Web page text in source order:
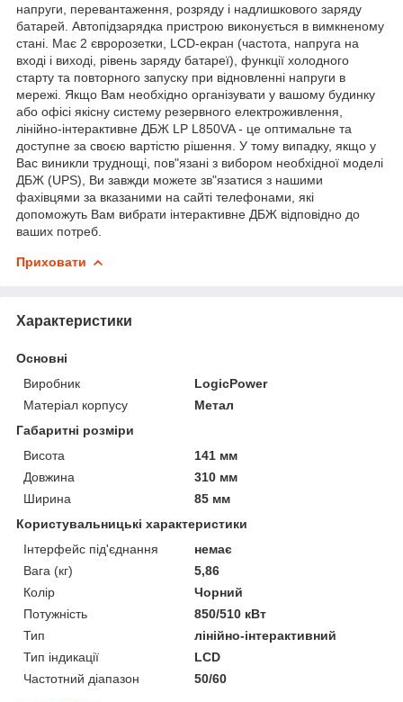
напруги, перевантаження, розряду і надлишкового заряду
батарей. Автопідзарядка пристрою виконується в вимкненому
стані. Має 2 євророзетки, LCD-екран (частота, напруга на
вході і виході, рівень заряду батареї), функції холодного
старту та повторного запуску при відновленні напруги в
мережі. Якщо Вам необхідно організувати у вашому будинку
або офісі якісну систему резервного електроживлення,
лінійно-інтерактивне ДБЖ LP L850VA - це оптимальне та
доступне за своєю вартістю рішення. У тому випадку, якщо у
Вас виникли труднощі, пов"язані з вибором необхідної моделі
ДБЖ (UPS), Ви завжди можете зв"язатися з нашими
фахівцями за вказаними на сайті телефонами, які
допоможуть Вам вибрати інтерактивне ДБЖ відповідно до
ваших потреб.
Приховати
Характеристики
Основні
Виробник
LogicPower
Матеріал корпусу
Метал
Габаритні розміри
Висота
141 мм
Довжина
310 мм
Ширина
85 мм
Користувальницькі характеристики
Інтерфейс під'єднання
немає
Вага (кг)
5,86
Колір
Чорний
Потужність
850/510 кВт
Тип
лінійно-інтерактивний
Тип індикації
LCD
Частотний діапазон
50/60